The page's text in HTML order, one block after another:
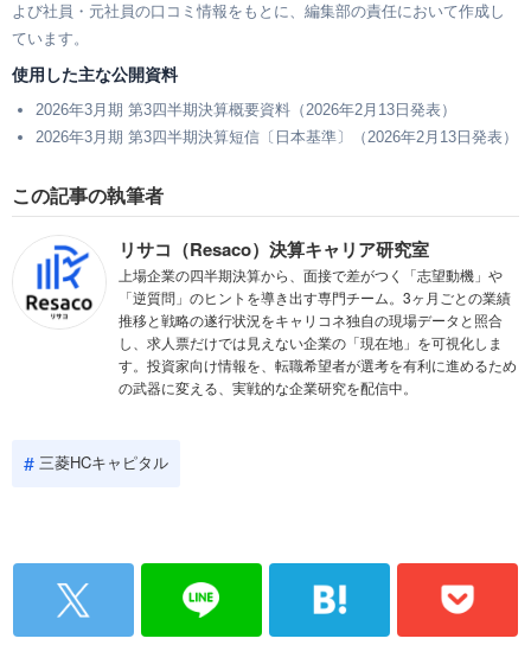
よび社員・元社員の口コミ情報をもとに、編集部の責任において作成し
ています。
使用した主な公開資料
2026年3月期 第3四半期決算概要資料（2026年2月13日発表）
2026年3月期 第3四半期決算短信〔日本基準〕（2026年2月13日発表）
この記事の執筆者
リサコ（Resaco）決算キャリア研究室
上場企業の四半期決算から、面接で差がつく「志望動機」や
「逆質問」のヒントを導き出す専門チーム。3ヶ月ごとの業績
推移と戦略の遂行状況をキャリコネ独自の現場データと照合
し、求人票だけでは見えない企業の「現在地」を可視化しま
す。投資家向け情報を、転職希望者が選考を有利に進めるため
の武器に変える、実戦的な企業研究を配信中。
三菱HCキャピタル